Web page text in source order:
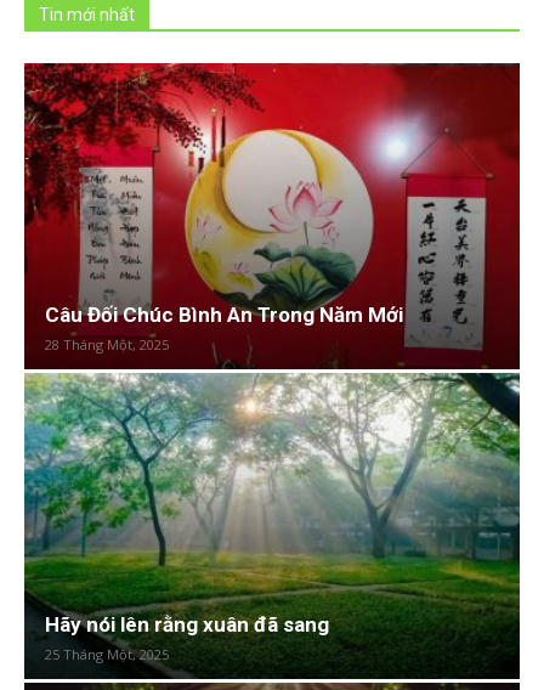
Tin mới nhất
Câu Đối Chúc Bình An Trong Năm Mới
28 Tháng Một, 2025
Hãy nói lên rằng xuân đã sang
25 Tháng Một, 2025